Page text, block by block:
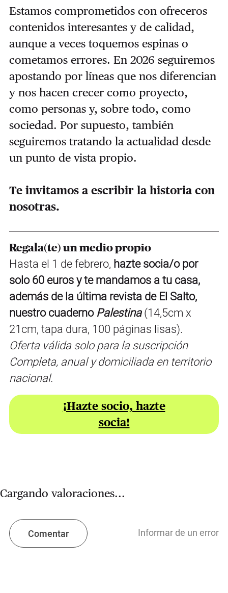
Estamos comprometidos con ofreceros
contenidos interesantes y de calidad,
aunque a veces toquemos espinas o
cometamos errores. En 2026 seguiremos
apostando por líneas que nos diferencian
y nos hacen crecer como proyecto,
como personas y, sobre todo, como
sociedad. Por supuesto, también
seguiremos tratando la actualidad desde
un punto de vista propio.
Te invitamos a escribir la historia con
nosotras.
Regala(te) un medio propio
Hasta el 1 de febrero, hazte socia/o por
solo 60 euros y te mandamos a tu casa,
además de la última revista de El Salto,
nuestro cuadernoPalestina(14,5cm x
21cm, tapa dura, 100 páginas lisas).
Oferta válida solo para la suscripción
Completa, anual y domiciliada en territorio
nacional.
¡Hazte socio, hazte
socia!
Cargando valoraciones...
Comentar Informar de un error